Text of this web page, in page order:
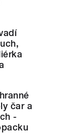
čar a
-